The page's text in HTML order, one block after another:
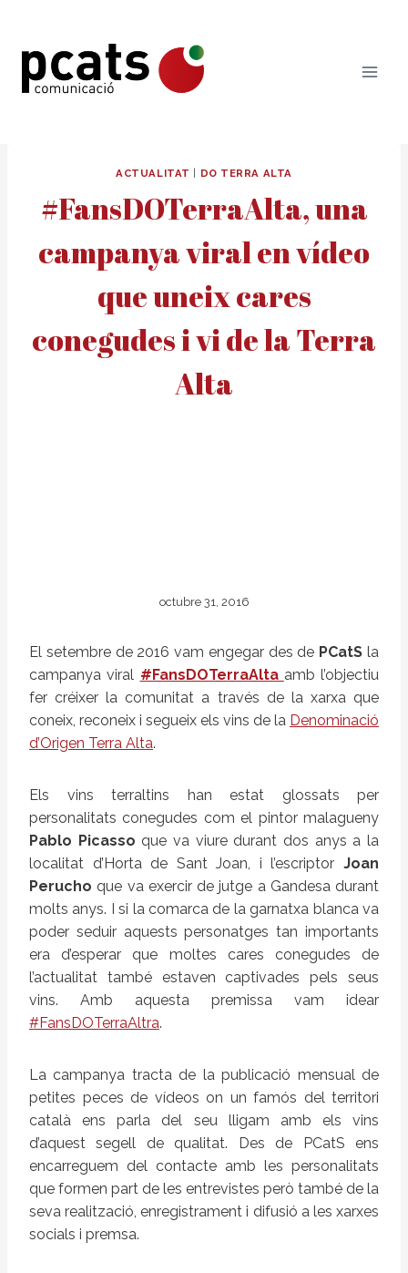
contingut
ACTUALITAT DO TERRA ALTA
#FansDOTerraAlta, una
campanya viral en vídeo
que uneix cares
conegudes i vi de la Terra
Alta
octubre 31, 2016
El setembre de 2016 vam engegar des de PCatS la
campanya viral #FansDOTerraAlta amb l’objectiu
fer créixer la comunitat a través de la xarxa que
coneix, reconeix i segueix els vins de la Denominació
d’Origen Terra Alta.
Els vins terraltins han estat glossats per
personalitats conegudes com el pintor malagueny
Pablo Picasso que va viure durant dos anys a la
localitat d’Horta de Sant Joan, i l’escriptor Joan
Perucho que va exercir de jutge a Gandesa durant
molts anys. I si la comarca de la garnatxa blanca va
poder seduir aquests personatges tan importants
era d’esperar que moltes cares conegudes de
l’actualitat també estaven captivades pels seus
vins. Amb aquesta premissa vam idear
#FansDOTerraAltra.
La campanya tracta de la publicació mensual de
petites peces de vídeos on un famós del territori
català ens parla del seu lligam amb els vins
d’aquest segell de qualitat. Des de PCatS ens
encarreguem del contacte amb les personalitats
que formen part de les entrevistes però també de la
seva realització, enregistrament i difusió a les xarxes
socials i premsa.